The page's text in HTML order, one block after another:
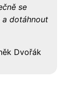
se
a dotáhnout
Dvořák